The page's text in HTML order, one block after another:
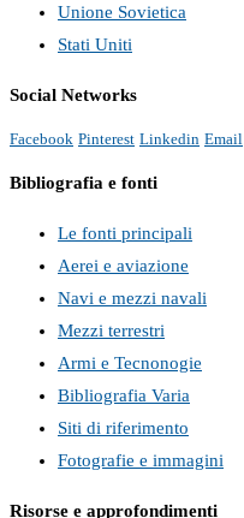
Unione Sovietica
Stati Uniti
Social Networks
Facebook Pinterest Linkedin Email
Bibliografia e fonti
Le fonti principali
Aerei e aviazione
Navi e mezzi navali
Mezzi terrestri
Armi e Tecnonogie
Bibliografia Varia
Siti di riferimento
Fotografie e immagini
Risorse e approfondimenti